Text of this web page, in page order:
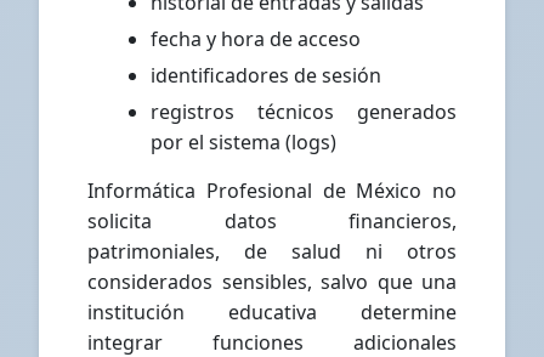
fecha y hora de acceso
identificadores de sesión
registros técnicos generados
por el sistema (logs)
Informática Profesional de México no
solicita datos financieros,
patrimoniales, de salud ni otros
considerados sensibles, salvo que una
institución educativa determine
integrar funciones adicionales